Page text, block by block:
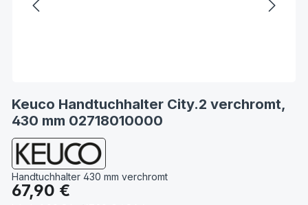
Keuco Handtuchhalter City.2 verchromt,
430 mm 02718010000
Handtuchhalter 430 mm verchromt
Regulärer Preis:
67,90 €